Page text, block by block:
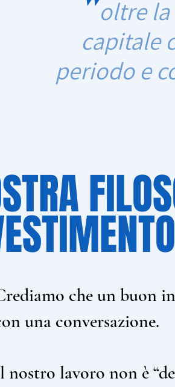
oltre
capitale
periodo e
che un buon
una conversazione.
nostro lavoro non è